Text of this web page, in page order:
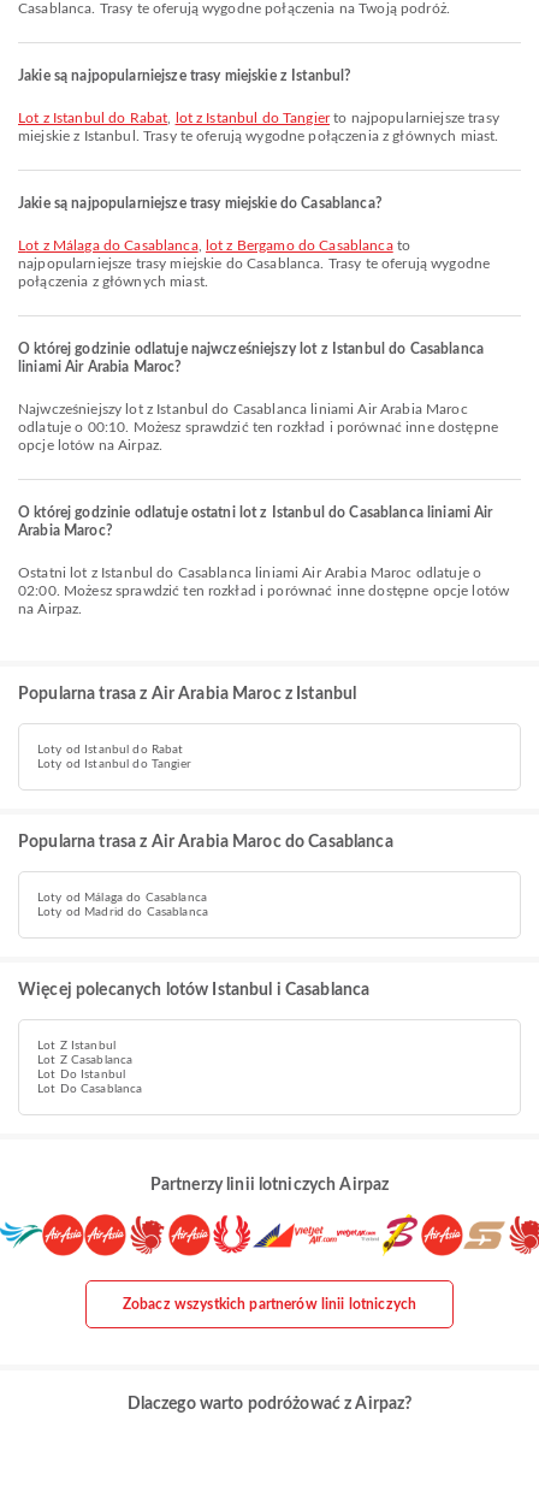
Casablanca. Trasy te oferują wygodne połączenia na Twoją podróż.
Jakie są najpopularniejsze trasy miejskie z Istanbul?
lot z Istanbul do Rabat lot z Istanbul do Tangierto najpopularniejsze trasy
miejskie z Istanbul. Trasy te oferują wygodne połączenia z głównych miast.
Jakie są najpopularniejsze trasy miejskie do Casablanca?
lot z Málaga do Casablanca, lot z Bergamo do Casablancato
najpopularniejsze trasy miejskie do Casablanca. Trasy te oferują wygodne
połączenia z głównych miast.
O której godzinie odlatuje najwcześniejszy lot z Istanbul do Casablanca
liniami Air Arabia Maroc?
Najwcześniejszy lot z Istanbul do Casablanca liniami Air Arabia Maroc
odlatuje o 00:10. Możesz sprawdzić ten rozkład i porównać inne dostępne
opcje lotów na Airpaz.
O której godzinie odlatuje ostatni lot z Istanbul do Casablanca liniami Air
Arabia Maroc?
Ostatni lot z Istanbul do Casablanca liniami Air Arabia Maroc odlatuje o
02:00. Możesz sprawdzić ten rozkład i porównać inne dostępne opcje lotów
na Airpaz.
Popularna trasa z Air Arabia Maroc z Istanbul
Loty od Istanbul do Rabat
Loty od Istanbul do Tangier
Popularna trasa z Air Arabia Maroc do Casablanca
Loty od Málaga do Casablanca
Loty od Madrid do Casablanca
Więcej polecanych lotów Istanbul i Casablanca
Lot Z Istanbul
Lot Z Casablanca
Lot Do Istanbul
Lot Do Casablanca
Partnerzy linii lotniczych Airpaz
Zobacz wszystkich partnerów linii lotniczych
Dlaczego warto podróżować z Airpaz?